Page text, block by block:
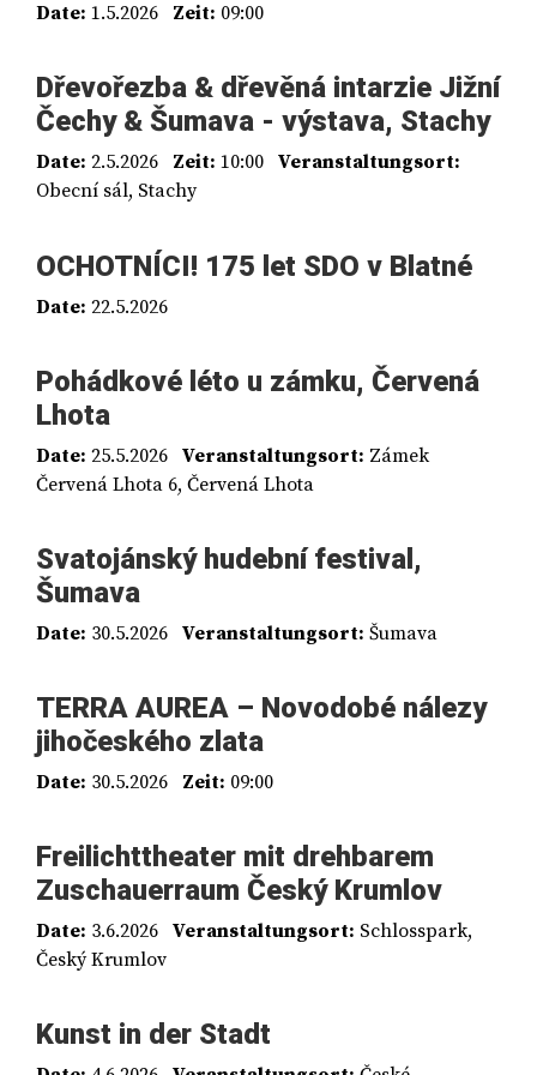
Date: 1.5.2026 Zeit: 09:00
Dřevořezba & dřevěná intarzie Jižní
Čechy & Šumava - výstava, Stachy
Date: 2.5.2026 Zeit: 10:00 Veranstaltungsort:
Obecní sál, Stachy
OCHOTNÍCI! 175 let SDO v Blatné
Date: 22.5.2026
Pohádkové léto u zámku, Červená
Lhota
Date: 25.5.2026 Veranstaltungsort: Zámek
Červená Lhota 6, Červená Lhota
Svatojánský hudební festival,
Šumava
Date: 30.5.2026 Veranstaltungsort: Šumava
TERRA AUREA – Novodobé nálezy
jihočeského zlata
Date: 30.5.2026 Zeit: 09:00
Freilichttheater mit drehbarem
Zuschauerraum Český Krumlov
Date: 3.6.2026 Veranstaltungsort: Schlosspark,
Český Krumlov
Kunst in der Stadt